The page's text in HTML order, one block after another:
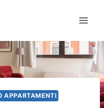
APPARTAMENTI